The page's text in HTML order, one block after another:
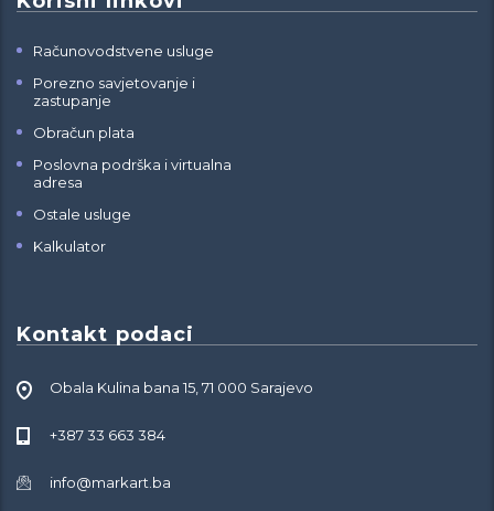
Računovodstvene usluge
Porezno savjetovanje i
zastupanje
Obračun plata
Poslovna podrška i virtualna
adresa
Ostale usluge
Kalkulator
Kontakt podaci
Obala Kulina bana 15, 71 000 Sarajevo
+387 33 663 384
info@markart.ba